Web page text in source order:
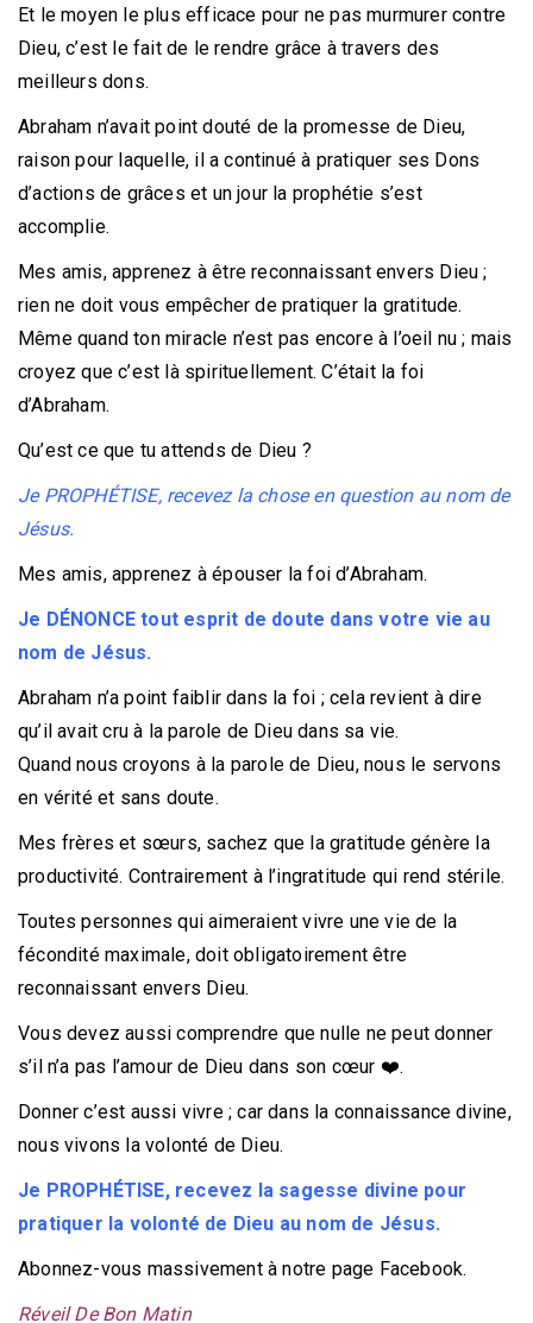
Et le moyen le plus efficace pour ne pas murmurer contre
Dieu, c’est le fait de le rendre grâce à travers des
meilleurs dons.
Abraham n’avait point douté de la promesse de Dieu,
raison pour laquelle, il a continué à pratiquer ses Dons
d’actions de grâces et un jour la prophétie s’est
accomplie.
Mes amis, apprenez à être reconnaissant envers Dieu ;
rien ne doit vous empêcher de pratiquer la gratitude.
Même quand ton miracle n’est pas encore à l’oeil nu ; mais
croyez que c’est là spirituellement. C’était la foi
d’Abraham.
Qu’est ce que tu attends de Dieu ?
Je PROPHÉTISE, recevez la chose en question au nom de
Jésus.
Mes amis, apprenez à épouser la foi d’Abraham.
Je DÉNONCE tout esprit de doute dans votre vie au
nom de Jésus.
Abraham n’a point faiblir dans la foi ; cela revient à dire
qu’il avait cru à la parole de Dieu dans sa vie.
Quand nous croyons à la parole de Dieu, nous le servons
en vérité et sans doute.
Mes frères et sœurs, sachez que la gratitude génère la
productivité. Contrairement à l’ingratitude qui rend stérile.
Toutes personnes qui aimeraient vivre une vie de la
fécondité maximale, doit obligatoirement être
reconnaissant envers Dieu.
Vous devez aussi comprendre que nulle ne peut donner
s’il n’a pas l’amour de Dieu dans son cœur ❤️.
Donner c’est aussi vivre ; car dans la connaissance divine,
nous vivons la volonté de Dieu.
Je PROPHÉTISE, recevez la sagesse divine pour
pratiquer la volonté de Dieu au nom de Jésus.
Abonnez-vous massivement à notre page Facebook.
Réveil De Bon Matin